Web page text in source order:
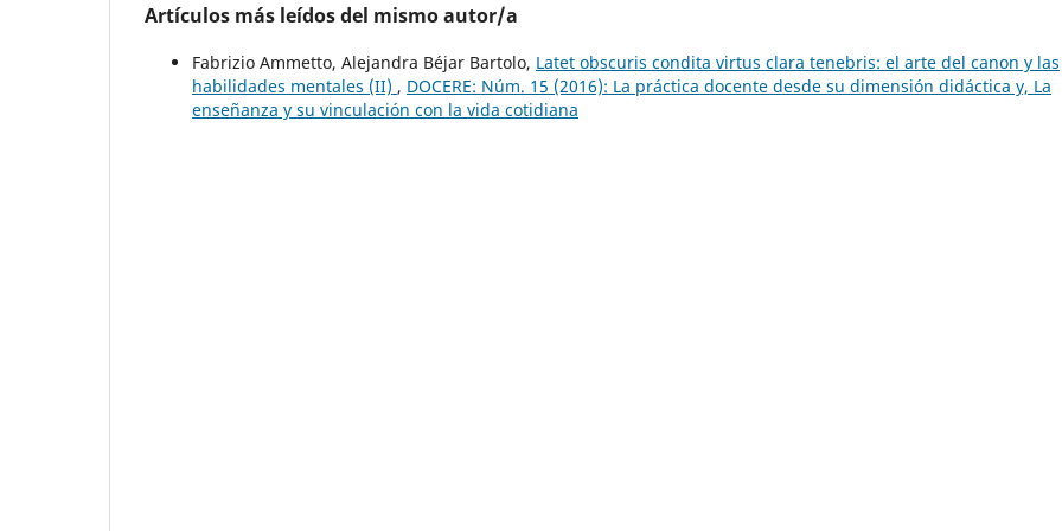
Artículos más leídos del mismo autor/a
Fabrizio Ammetto, Alejandra Béjar Bartolo, Latet obscuris condita virtus clara tenebris: el arte del canon y las
habilidades mentales (II) , DOCERE: Núm. 15 (2016): La práctica docente desde su dimensión didáctica y, La
enseñanza y su vinculación con la vida cotidiana